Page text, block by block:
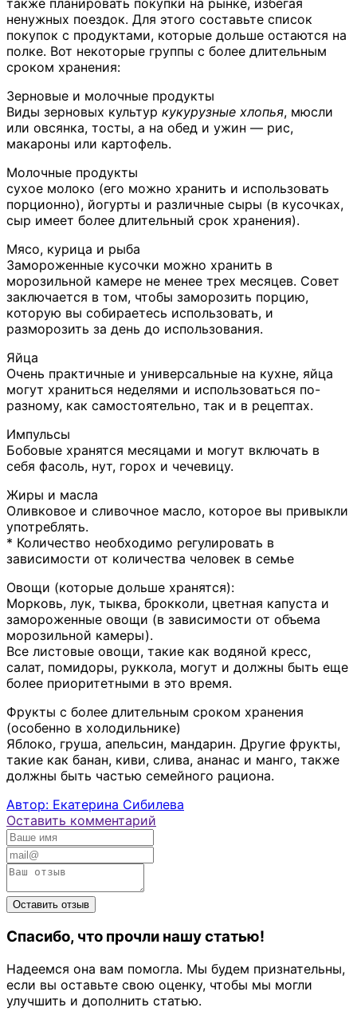
ненужных поездок. Для этого составьте список
покупок с продуктами, которые дольше остаются на
полке. Вот некоторые группы с более длительным
сроком хранения:
Зерновые и молочные продукты
Виды зерновых культур кукурузные хлопья, мюсли
или овсянка, тосты, а на обед и ужин — рис,
макароны или картофель.
Молочные продукты
сухое молоко (его можно хранить и использовать
порционно), йогурты и различные сыры (в кусочках,
сыр имеет более длительный срок хранения).
Мясо, курица и рыба
Замороженные кусочки можно хранить в
морозильной камере не менее трех месяцев. Совет
заключается в том, чтобы заморозить порцию,
которую вы собираетесь использовать, и
разморозить за день до использования.
Яйца
Очень практичные и универсальные на кухне, яйца
могут храниться неделями и использоваться по-
разному, как самостоятельно, так и в рецептах.
Импульсы
Бобовые хранятся месяцами и могут включать в
себя фасоль, нут, горох и чечевицу.
Жиры и масла
Оливковое и сливочное масло, которое вы привыкли
употреблять.
* Количество необходимо регулировать в
зависимости от количества человек в семье
Овощи (которые дольше хранятся):
Морковь, лук, тыква, брокколи, цветная капуста и
замороженные овощи (в зависимости от объема
морозильной камеры).
Все листовые овощи, такие как водяной кресс,
салат, помидоры, руккола, могут и должны быть еще
более приоритетными в это время.
Фрукты с более длительным сроком хранения
(особенно в холодильнике)
Яблоко, груша, апельсин, мандарин. Другие фрукты,
такие как банан, киви, слива, ананас и манго, также
должны быть частью семейного рациона.
Автор: Екатерина Сибилева
Оставить комментарий
Спасибо, что прочли нашу статью!
Надеемся она вам помогла. Мы будем признательны,
если вы оставьте свою оценку, чтобы мы могли
улучшить и дополнить статью.